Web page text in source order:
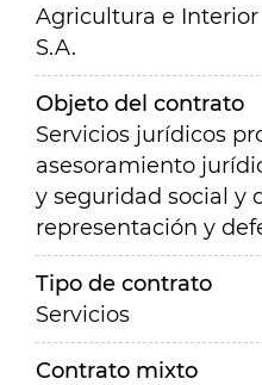
Agricultura e Interior
S.A.
Objeto del contrato
Servicios jurídicos
asesoramiento
y seguridad social y
representación y
Tipo de contrato
Servicios
Contrato mixto